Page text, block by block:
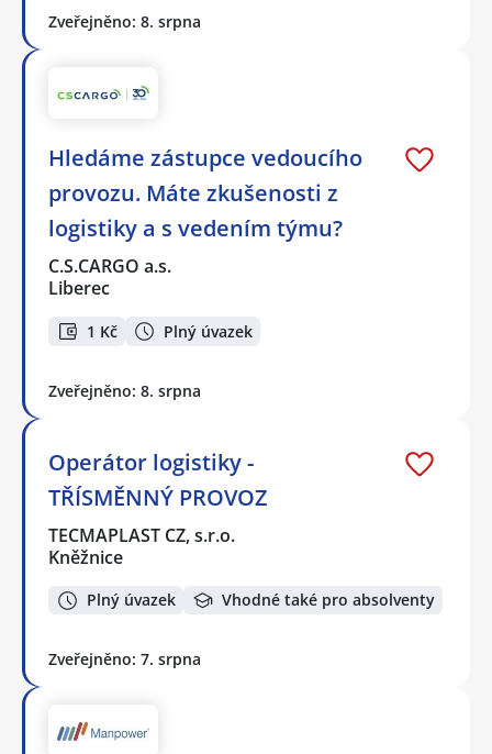
Zveřejněno: 8. srpna
Hledáme zástupce vedoucího
provozu. Máte zkušenosti z
logistiky a s vedením týmu?
C.S.CARGO a.s.
Liberec
1 Kč Plný úvazek
Zveřejněno: 8. srpna
Operátor logistiky -
TŘÍSMĚNNÝ PROVOZ
TECMAPLAST CZ, s.r.o.
Kněžnice
Plný úvazek Vhodné také pro absolventy
Zveřejněno: 7. srpna